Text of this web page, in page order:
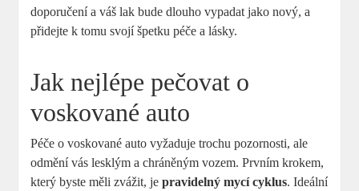
doporučení a váš lak bude ⁢dlouho vypadat jako nový, a
přidejte k tomu svojí špetku péče‌ a ​lásky.
Jak nejlépe pečovat o
voskované auto
Péče o voskované auto vyžaduje⁢ trochu pozornosti, ale
odmění vás lesklým a chráněným vozem. Prvním krokem,
který byste měli zvážit, je⁣pravidelný mycí cyklus. Ideální